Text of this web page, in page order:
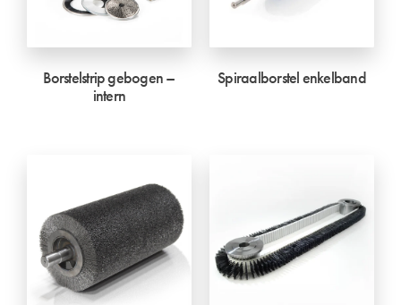
Borstelstrip gebogen –
intern
Spiraalborstel enkelband